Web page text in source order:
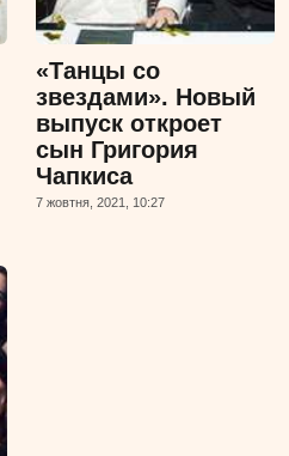
«Танцы со
звездами». Новый
выпуск откроет
сын Григория
Чапкиса
7 жовтня, 2021, 10:27